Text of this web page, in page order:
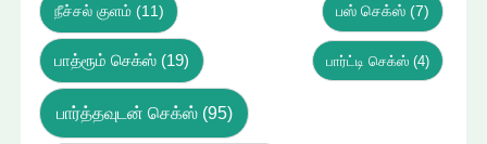
நீச்சல் குளம்(11) பஸ் செக்ஸ்(7)
பாத்ரூம் செக்ஸ் (19) பார்ட்டி செக்ஸ் (4)
பார்த்தவுடன் செக்ஸ்(95)